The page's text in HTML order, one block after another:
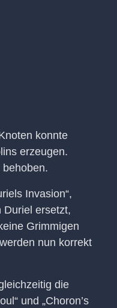
konnte
erzeugen.
Invasion“,
Duriel ersetzt,
Grimmigen
nun korrekt
die
und „Choron’s